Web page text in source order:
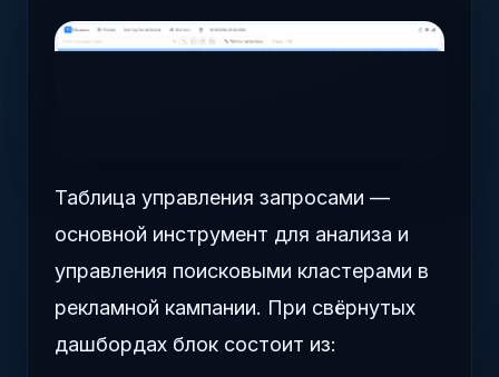
Таблица управления запросами —
основной инструмент для анализа и
управления поисковыми кластерами в
рекламной кампании. При свёрнутых
дашбордах блок состоит из: